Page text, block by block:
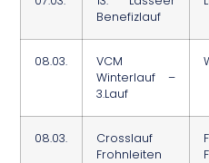
Benefizlauf
08.03.
VCM
Winterlauf –
3.Lauf
08.03.
Crosslauf
Frohnleiten